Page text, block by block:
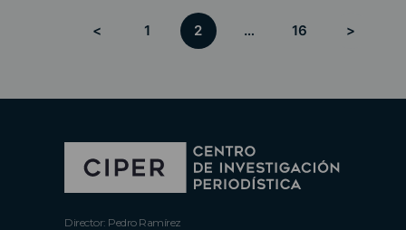
< 1 2 … 16 >
Director: Pedro Ramírez